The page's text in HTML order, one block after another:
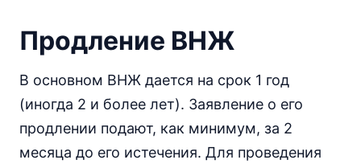
Продление ВНЖ
В основном ВНЖ дается на срок 1 год
(иногда 2 и более лет). Заявление о его
продлении подают, как минимум, за 2
месяца до его истечения. Для проведения